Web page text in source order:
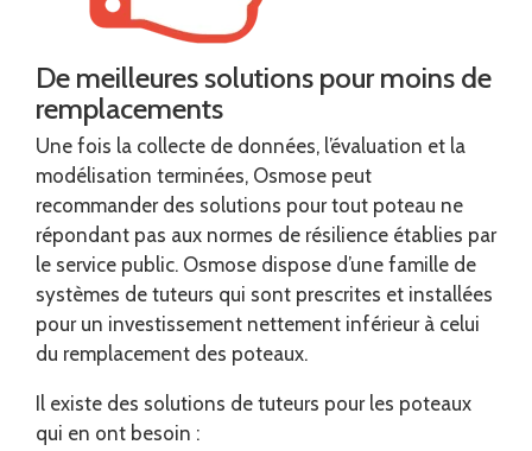
De meilleures solutions pour moins de
remplacements
Une fois la collecte de données, l’évaluation et la
modélisation terminées, Osmose peut
recommander des solutions pour tout poteau ne
répondant pas aux normes de résilience établies par
le service public. Osmose dispose d’une famille de
systèmes de tuteurs qui sont prescrites et installées
pour un investissement nettement inférieur à celui
du remplacement des poteaux.
Il existe des solutions de tuteurs pour les poteaux
qui en ont besoin :